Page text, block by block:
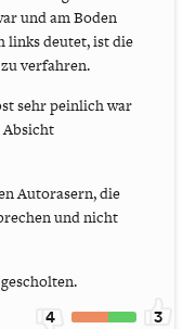
und am Boden
links deutet, ist die
verfahren.
sehr peinlich war
Autorasern, die
und nicht
4 3